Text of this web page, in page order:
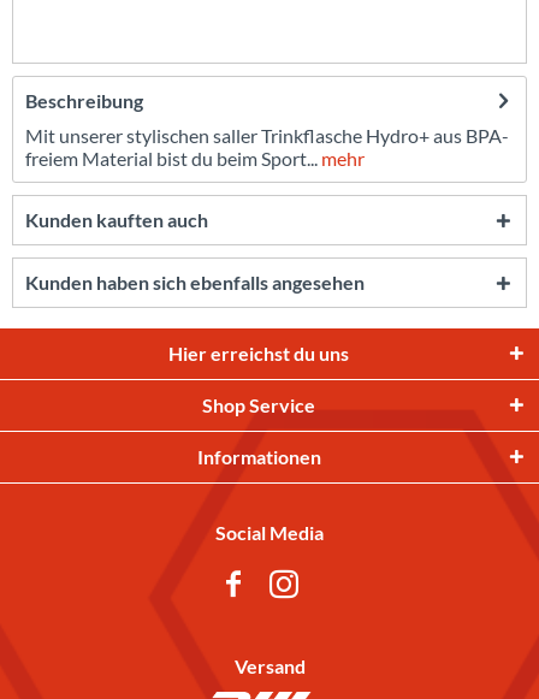
Beschreibung
Mit unserer stylischen saller Trinkflasche Hydro+ aus BPA-
freiem Material bist du beim Sport... mehr
Kunden kauften auch
Kunden haben sich ebenfalls angesehen
Hier erreichst du uns
Shop Service
Informationen
Social Media
Versand